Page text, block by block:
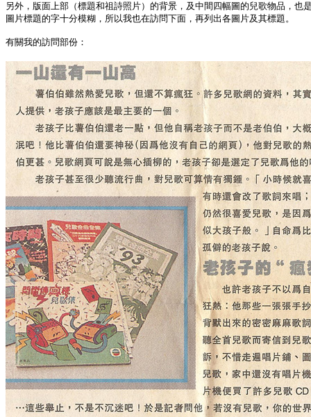
另外，版面上部（標題和祖詩照片）的背景，及中間四幅圖的兒歌物品，也
圖片標題的字十分模糊，所以我也在訪問下面，再列出各圖片及其標題。
有關我的訪問部份：